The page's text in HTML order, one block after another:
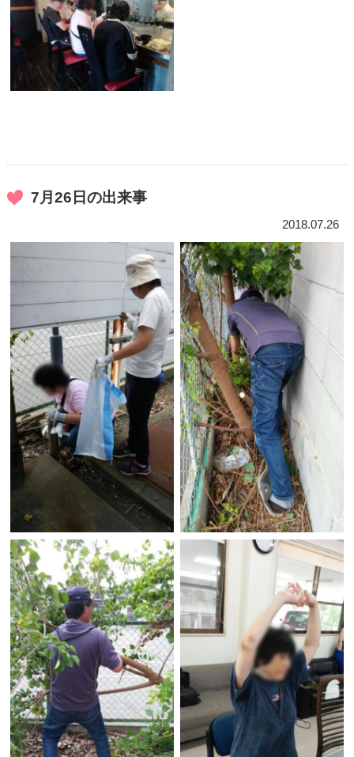
7月26日の出来事
2018.07.26